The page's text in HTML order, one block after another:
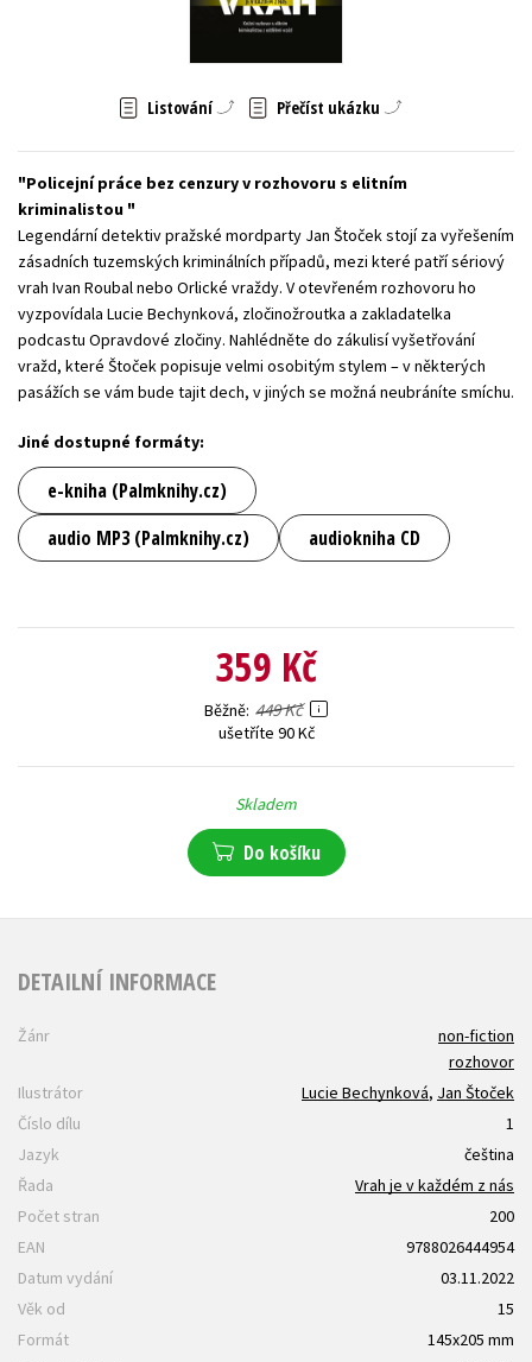
Zahraniční literatura
Listování Přečíst ukázku
Policejní práce bez cenzury v rozhovoru s elitním
kriminalistou
Legendární detektiv pražské mordparty Jan Štoček stojí za vyřešením
zásadních tuzemských kriminálních případů, mezi které patří sériový
vrah Ivan Roubal nebo Orlické vraždy. V otevřeném rozhovoru ho
vyzpovídala Lucie Bechynková, zločinožroutka a zakladatelka
podcastu Opravdové zločiny. Nahlédněte do zákulisí vyšetřování
vražd, které Štoček popisuje velmi osobitým stylem – v některých
pasážích se vám bude tajit dech, v jiných se možná neubráníte smíchu.
Jiné dostupné formáty:
e-kniha (Palmknihy.cz)
audio MP3 (Palmknihy.cz)
audiokniha CD
359 Kč
Běžně 449 Kč
ušetříte 90 Kč
Skladem
Do košíku
DETAILNÍ INFORMACE
Žánr
non-fiction
rozhovor
Ilustrátor
Lucie Bechynková, Jan Štoček
Číslo dílu
1
Jazyk
čeština
Řada
Vrah je v každém z nás
Počet stran
200
EAN
9788026444954
Datum vydání
03.11.2022
Věk od
15
Formát
145x205 mm